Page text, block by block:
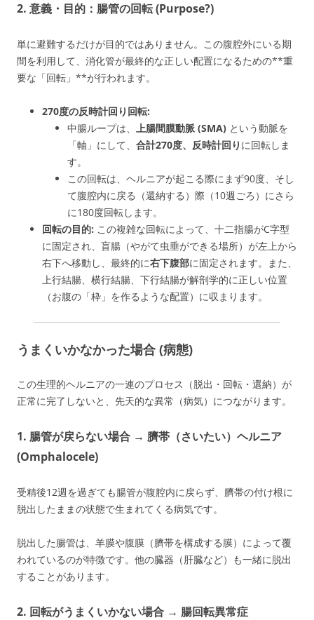
2. 意義・目的：腸管の回転 (Purpose?)
単に避難するだけが目的ではありません。この腹腔外にいる期
間を利用して、消化管が最終的な正しい配置になるための**重
要な「回転」**が行われます。
270度の反時計回り回転:
中腸ループは、 上腸間膜動脈 (SMA) という動脈を
「軸」にして、 合計270度、反時計回り に回転しま
す。
この回転は、ヘルニアが起こる際にまず90度、そし
て腹腔内に戻る（還納する）際（10週ごろ）にさら
に180度回転します。
回転の目的: この複雑な回転によって、十二指腸がC字型
に固定され、盲腸（やがて虫垂ができる場所）が左上から
右下へ移動し、最終的に右下腹部に固定されます。また、
上行結腸、横行結腸、下行結腸が解剖学的に正しい位置
（お腹の「枠」を作るような配置）に収まります。
うまくいかなかった場合 (病態)
この生理的ヘルニアの一連のプロセス（脱出・回転・還納）が
正常に完了しないと、先天的な異常（病気）につながります。
1. 腸管が戻らない場合 → 臍帯（さいたい）ヘルニア
(Omphalocele)
受精後12週を過ぎても腸管が腹腔内に戻らず、臍帯の付け根に
脱出したままの状態で生まれてくる病気です。
脱出した腸管は、羊膜や腹膜（臍帯を構成する膜）によって覆
われているのが特徴です。他の臓器（肝臓など）も一緒に脱出
することがあります。
2. 回転がうまくいかない場合 → 腸回転異常症